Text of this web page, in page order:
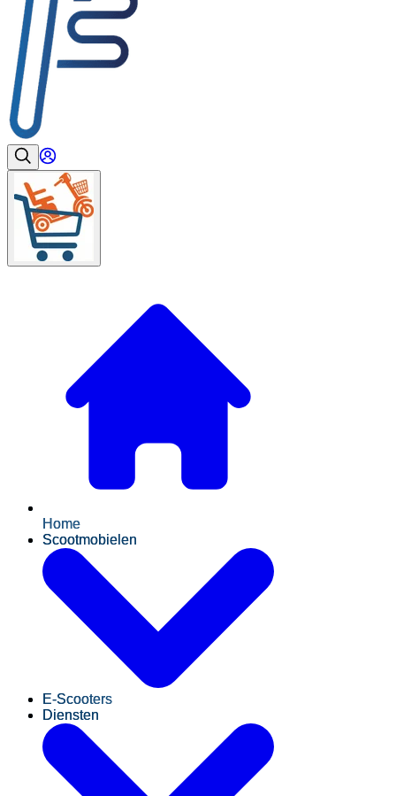
Home
Scootmobielen
E-Scooters
Diensten